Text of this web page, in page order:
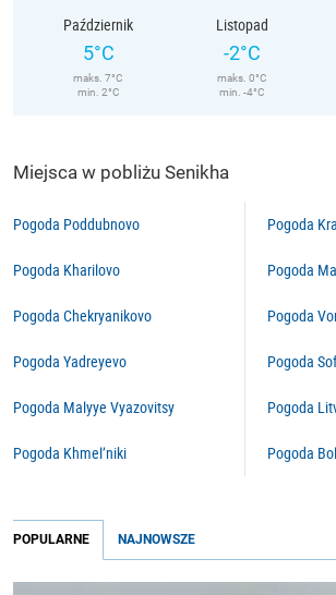
Październik
5°C
maks. 7°C
min. 2°C
Listopad
-2°C
maks. 0°C
min. -4°C
Miejsca w pobliżu Senikha
Pogoda Poddubnovo
Pogoda Kharilovo
Pogoda Chekryanikovo
Pogoda Yadreyevo
Pogoda Malyye Vyazovitsy
Pogoda Khmel’niki
Pogoda
Pogoda
Pogoda
Pogoda
Pogoda
Pogoda
POPULARNE NAJNOWSZE